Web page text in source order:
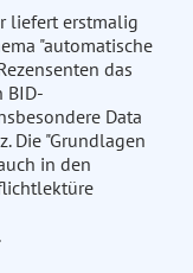
liefert erstmalig
"automatische
das
BID-
Data
Die "Grundlagen
in den